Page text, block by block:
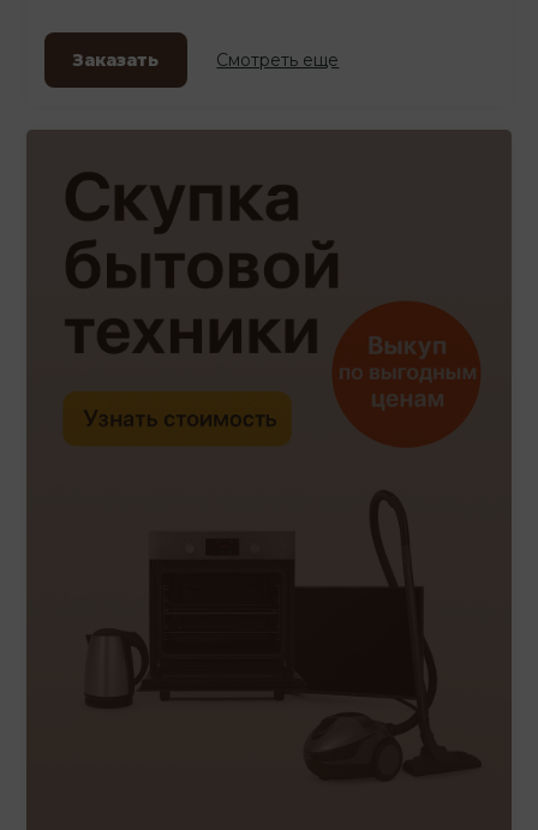
Заказать Смотреть еще